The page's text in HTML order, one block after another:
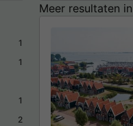
1
1
1
2
Meer resultaten